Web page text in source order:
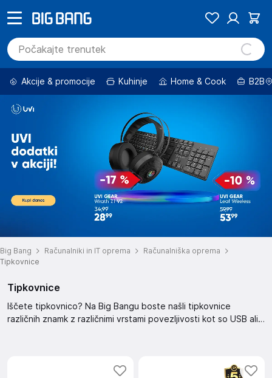
Akcije & promocije Kuhinje Home & Cook B2B
Big Bang Računalniki in IT oprema
Računalniška oprema
Tipkovnice
Tipkovnice
Iščete tipkovnico? Na Big Bangu boste našli tipkovnice
različnih znamk z različnimi vrstami povezljivosti kot so USB ali